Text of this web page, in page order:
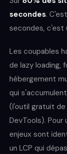
secondes.
secondes, c'est
Les coupables
de lazy loading,
hébergement
qui
(l'outil gratuit
DevTools). Pour
enjeux sont
un LCP qui